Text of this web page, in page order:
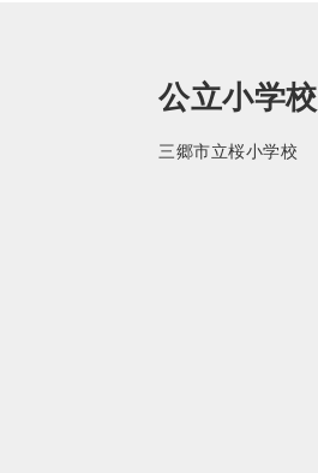
公立小学校
三郷市立桜小学校